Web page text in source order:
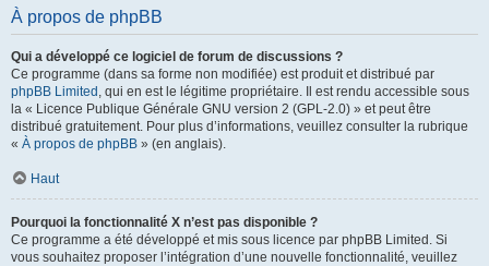
À propos de phpBB
Qui a développé ce logiciel de forum de discussions ?
Ce programme (dans sa forme non modifiée) est produit et distribué par
phpBB Limited , qui en est le légitime propriétaire. Il est rendu accessible sous
la « Licence Publique Générale GNU version 2 (GPL-2.0) » et peut être
distribué gratuitement. Pour plus d’informations, veuillez consulter la rubrique
« À propos de phpBB » (en anglais).
Haut
Pourquoi la fonctionnalité X n’est pas disponible ?
Ce programme a été développé et mis sous licence par phpBB Limited. Si
vous souhaitez proposer l’intégration d’une nouvelle fonctionnalité, veuillez